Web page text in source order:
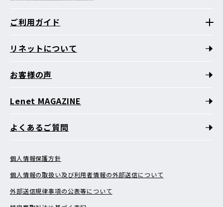
ご利用ガイド
リネットについて
お客様の声
Lenet MAGAZINE
よくあるご質問
個人情報保護方針
個人情報の取扱い及び利用者情報の外部送信について
外部送信規律事項の公表等について